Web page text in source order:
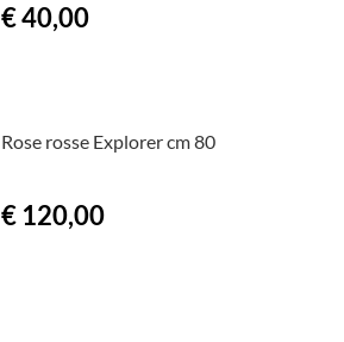
€ 40,00
Rose rosse Explorer cm 80
€ 120,00